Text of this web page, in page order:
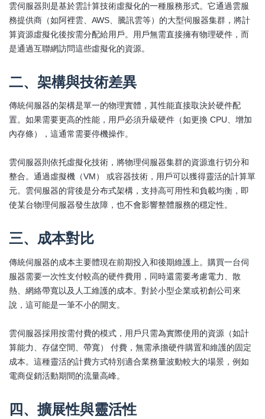
雲伺服器則是基於雲計算技術虛擬化的一種服務形式。它通過雲服
務提供商（如阿裡雲、AWS、騰訊雲等）的大型伺服器集群，將計
算資源虛擬化後按需分配給用戶。用戶無需直接擁有物理硬件，而
是通過互聯網訪問這些虛擬化的資源。
二、架構與技術差異
傳統伺服器的架構是單一的物理實體，其性能直接取決於硬件配
置。如果需要更高的性能，用戶必須升級硬件（如更換 CPU、增加
內存條），這通常需要停機操作。
雲伺服器則依托虛擬化技術，將物理伺服器集群的資源進行切分和
整合。通過虛擬機（VM） 或容器技術，用戶可以獲得靈活的計算單
元。雲伺服器的背後是分布式架構，支持高可用性和負載均衡，即
使某台物理伺服器發生故障，也不會影響整體服務的穩定性。
三、成本對比
傳統伺服器的成本主要體現在前期投入和後期維護上。購買一台伺
服器需要一次性支付較高的硬件費用，同時還需要考慮電力、散
熱、網絡帶寬以及人工維護的成本。對於小型企業或初創公司來
說，這可能是一筆不小的開支。
雲伺服器採用按需付費的模式，用戶只需為實際使用的資源（如計
算能力、存儲空間、帶寬） 付費，無需承擔硬件購置和維護的固定
成本。這種靈活的計費方式特別適合業務量波動較大的場景，例如
電商促銷活動期間的流量高峰。
四、擴展性與靈活性